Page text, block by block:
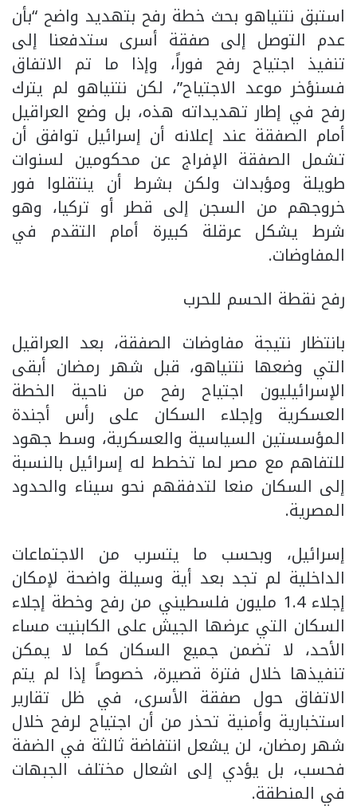
استبق نتنياهو بحث خطة رفح بتهديد واضح “بأن
عدم التوصل إلى صفقة أسرى ستدفعنا إلى
تنفيذ اجتياح رفح فوراً، وإذا ما تم الاتفاق
فسنؤخر موعد الاجتياح”، لكن نتنياهو لم يترك
رفح في إطار تهديداته هذه، بل وضع العراقيل
أمام الصفقة عند إعلانه أن إسرائيل توافق أن
تشمل الصفقة الإفراج عن محكومين لسنوات
طويلة ومؤبدات ولكن بشرط أن ينتقلوا فور
خروجهم من السجن إلى قطر أو تركيا، وهو
شرط يشكل عرقلة كبيرة أمام التقدم في
المفاوضات.
رفح نقطة الحسم للحرب
بانتظار نتيجة مفاوضات الصفقة، بعد العراقيل
التي وضعها نتنياهو، قبل شهر رمضان أبقى
الإسرائيليون اجتياح رفح من ناحية الخطة
العسكرية وإجلاء السكان على رأس أجندة
المؤسستين السياسية والعسكرية، وسط جهود
للتفاهم مع مصر لما تخطط له إسرائيل بالنسبة
إلى السكان منعا لتدفقهم نحو سيناء والحدود
المصرية.
إسرائيل، وبحسب ما يتسرب من الاجتماعات
الداخلية لم تجد بعد أية وسيلة واضحة لإمكان
إجلاء 1.4 مليون فلسطيني من رفح وخطة إجلاء
السكان التي عرضها الجيش على الكابنيت مساء
الأحد، لا تضمن جميع السكان كما لا يمكن
تنفيذها خلال فترة قصيرة، خصوصاً إذا لم يتم
الاتفاق حول صفقة الأسرى، في ظل تقارير
استخبارية وأمنية تحذر من أن اجتياح لرفح خلال
شهر رمضان، لن يشعل انتفاضة ثالثة في الضفة
فحسب، بل يؤدي إلى اشعال مختلف الجبهات
في المنطقة.